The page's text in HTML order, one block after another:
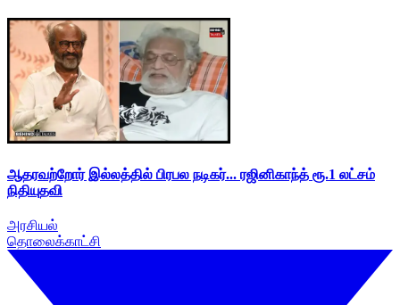
ஆதரவற்றோர் இல்லத்தில் பிரபல நடிகர்... ரஜினிகாந்த் ரூ.1 லட்சம்
நிதியுதவி
அரசியல்
தொலைக்காட்சி